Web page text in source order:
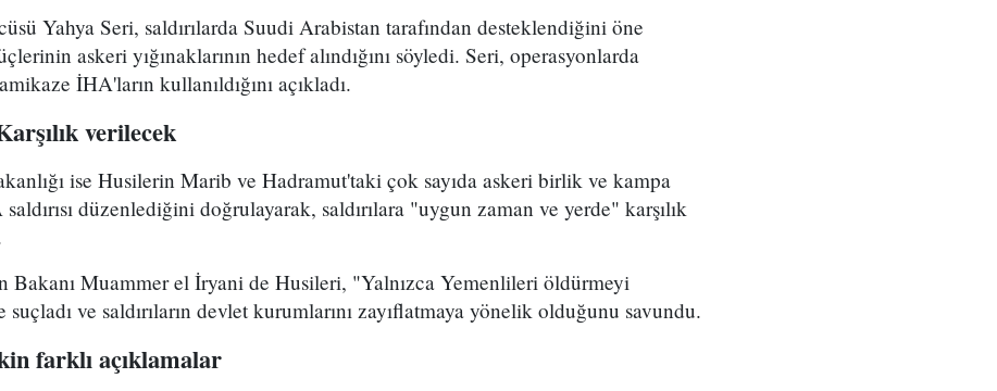
Yahya Seri, saldırılarda Suudi Arabistan tarafından desteklendiğini öne
askeri yığınaklarının hedef alındığını söyledi. Seri, operasyonlarda
İHA'ların kullanıldığını açıkladı.
verilecek
ise Husilerin Marib ve Hadramut'taki çok sayıda askeri birlik ve kampa
düzenlediğini doğrulayarak, saldırılara "uygun zaman ve yerde" karşılık
Bakanı Muammer el İryani de Husileri, "Yalnızca Yemenlileri öldürmeyi
ve saldırıların devlet kurumlarını zayıflatmaya yönelik olduğunu savundu.
farklı açıklamalar